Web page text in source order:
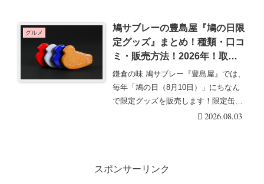
グルメ
鳩サブレーの豊島屋『鳩の日限
定グッズ』まとめ！種類・口コ
ミ・販売方法！2026年！取扱
店舗はどこ？オンラインは受注
販売も！
鎌倉の味 鳩サブレー『豊島屋』では、
毎年「鳩の日（8月10日）」にちなん
で限定グッズを販売します！限定缶な
ども販売して大・・・続きを読む
2026.08.03
スポンサーリンク